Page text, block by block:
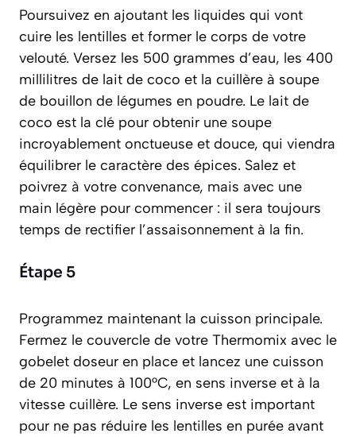
Poursuivez en ajoutant les liquides qui vont
cuire les lentilles et former le corps de votre
velouté. Versez les 500 grammes d’eau, les 400
millilitres de lait de coco et la cuillère à soupe
de bouillon de légumes en poudre. Le lait de
coco est la clé pour obtenir une soupe
incroyablement onctueuse et douce, qui viendra
équilibrer le caractère des épices. Salez et
poivrez à votre convenance, mais avec une
main légère pour commencer : il sera toujours
temps de rectifier l’assaisonnement à la fin.
Étape 5
Programmez maintenant la cuisson principale.
Fermez le couvercle de votre Thermomix avec le
gobelet doseur en place et lancez une cuisson
de 20 minutes à 100°C, en sens inverse et à la
vitesse cuillère. Le sens inverse est important
pour ne pas réduire les lentilles en purée avant